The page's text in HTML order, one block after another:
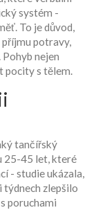
systém -
To je důvod,
potravy,
nejen
pocity s tělem.
tančířský
25-45 let, které
- studie ukázala,
týdnech zlepšilo
poruchami